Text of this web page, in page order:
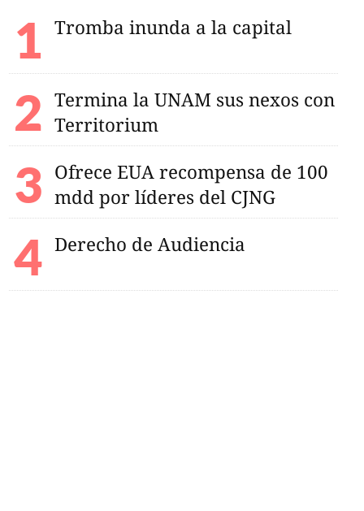
Tromba inunda a la capital
Termina la UNAM sus nexos con
Territorium
Ofrece EUA recompensa de 100
mdd por líderes del CJNG
Derecho de Audiencia